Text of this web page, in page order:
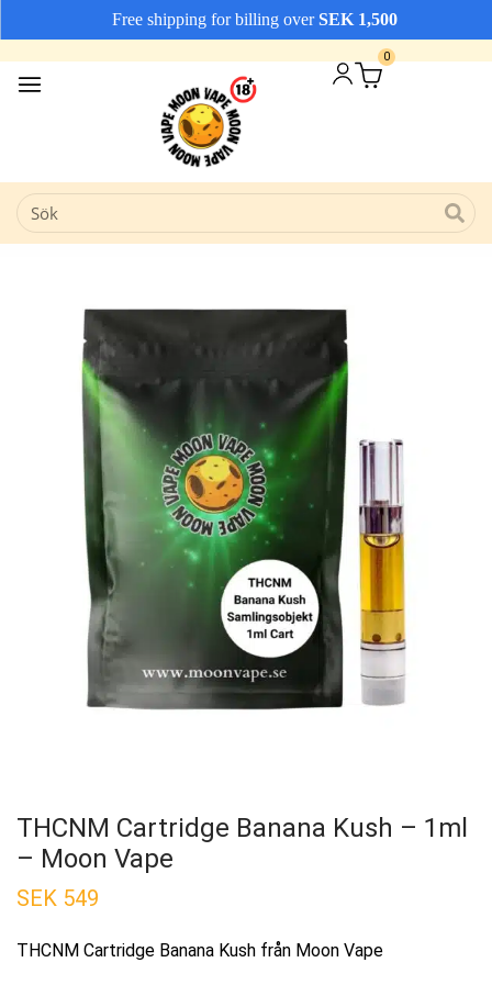
Vi erbjuder snabba leveranserAvfärda
0
THCNM Cartridge Banana Kush – 1ml
– Moon Vape
SEK 549
THCNM Cartridge Banana Kush från Moon Vape
Free shipping for billing overSEK 1,500